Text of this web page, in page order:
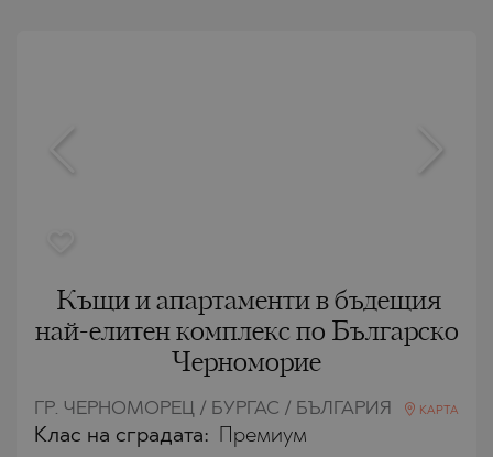
Къщи и апартаменти в бъдещия
най-елитен комплекс по Българско
Черноморие
ГР. ЧЕРНОМОРЕЦ / БУРГАС / БЪЛГАРИЯ КАРТА
Клас на сградата: Премиум